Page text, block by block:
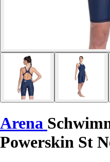
Arena
Powerskin St